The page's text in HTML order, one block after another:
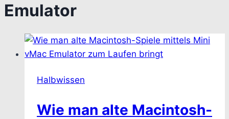
Emulator
Halbwissen
Wie man alte Macintosh-